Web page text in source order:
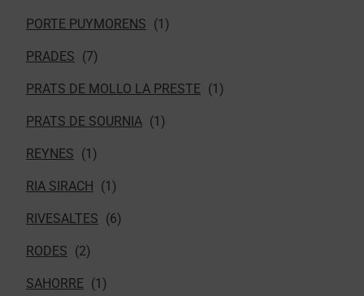
PORTE PUYMORENS
PRADES
PRATS DE MOLLO LA PRESTE
PRATS DE SOURNIA
REYNES
RIA SIRACH
RIVESALTES
RODES
SAHORRE